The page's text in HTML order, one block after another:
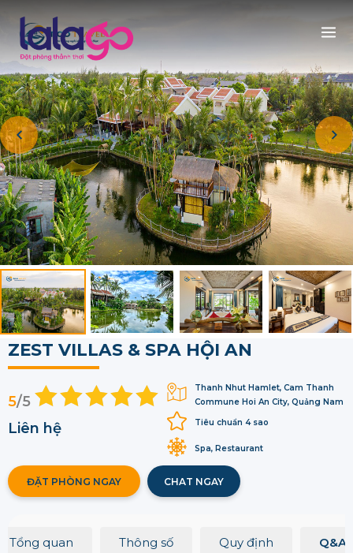
ZEST VILLAS & SPA HỘI AN
Thanh Nhut Hamlet, Cam Thanh
Commune Hoi An City, Quảng Nam
Tiêu chuẩn 4 sao
Spa, Restaurant
5/5
Liên hệ
ĐẶT PHÒNG NGAY CHAT NGAY
Tổng quan Thông số Quy định Q&A